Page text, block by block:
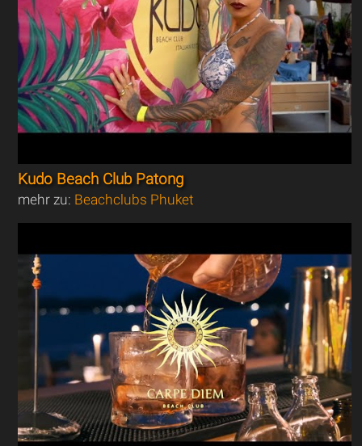
Kudo Beach Club Patong
mehr zu: Beachclubs Phuket